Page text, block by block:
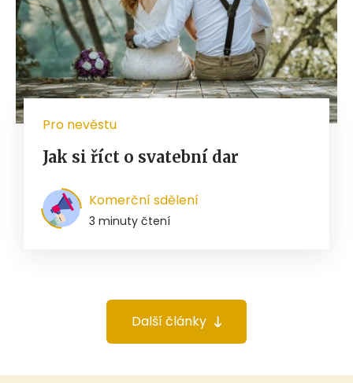
Pro nevěstu
Jak si říct o svatební dar
Komerční sdělení
3 minuty čtení
Další články